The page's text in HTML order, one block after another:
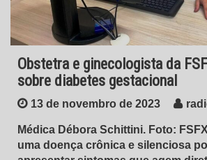
Obstetra e ginecologista da
sobre diabetes gestacional
13 de novembro de 2023
Médica Débora Schittini. Foto:
uma doença crônica e silenciosa